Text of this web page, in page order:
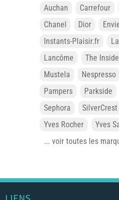
Auchan Carrefour
Chanel
Dior
Instants-Plaisir.fr
Lancôme
The
Mustela
Nespresso
Pampers
Parkside
Sephora
SilverCrest
Yves Rocher
Yves
... voir toutes les